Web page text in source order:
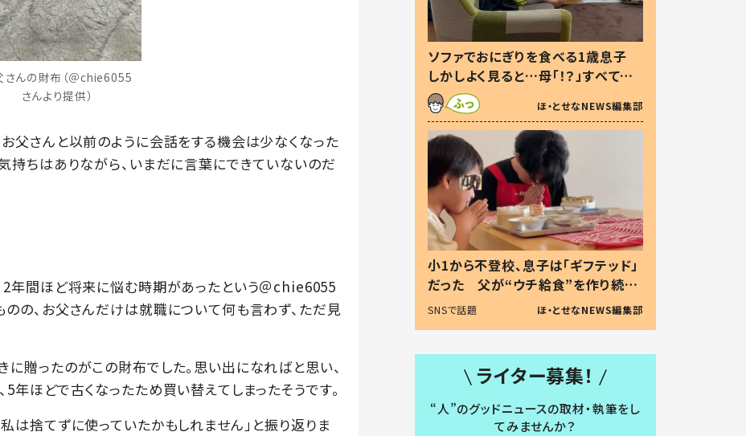
さんの財布（＠chie6055
さんより提供）
父さんと以前のように会話をする機会は少なくなった
持ちはありながら、いまだに言葉にできていないのだ
2年間ほど将来に悩む時期があったという＠chie6055
の、お父さんだけは就職について何も言わず、ただ見
贈ったのがこの財布でした。思い出になればと思い、
年ほどで古くなったため買い替えてしまったそうです。
は捨てずに使っていたかもしれません」と振り返りま
ソファでおにぎりを食べる1歳息子
しかしよく見ると…母「！？」すべてを
察した母の投稿に「可愛いから許
す！」「現行犯〜」
ほ・とせなNEWS編集部
小1から不登校、息子は「ギフテッド」
だった 父が“ウチ給食”を作り続け
る理由とは #令和の親 #令和の子
SNSで話題 ほ・とせなNEWS編集部
ライター募集！
“人”のグッドニュースの取材・執筆をし
てみませんか？